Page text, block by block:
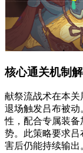
核心通关机制
献祭流战术在本
退场触发吕布被动
性，配合专属装备
势。此策略要求
害后仍能持续输出